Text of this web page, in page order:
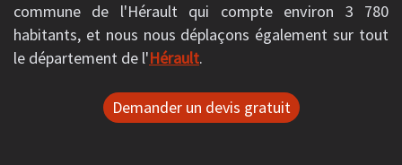
commune de l'Hérault qui compte environ 3 780
habitants, et nous nous déplaçons également sur tout
le département de l'Hérault.
Demander un devis gratuit